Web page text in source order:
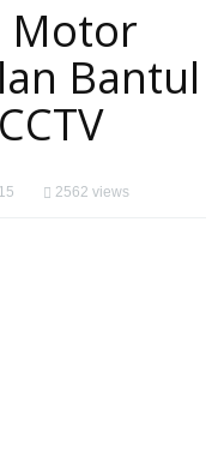
Motor
Bantul
2562 views